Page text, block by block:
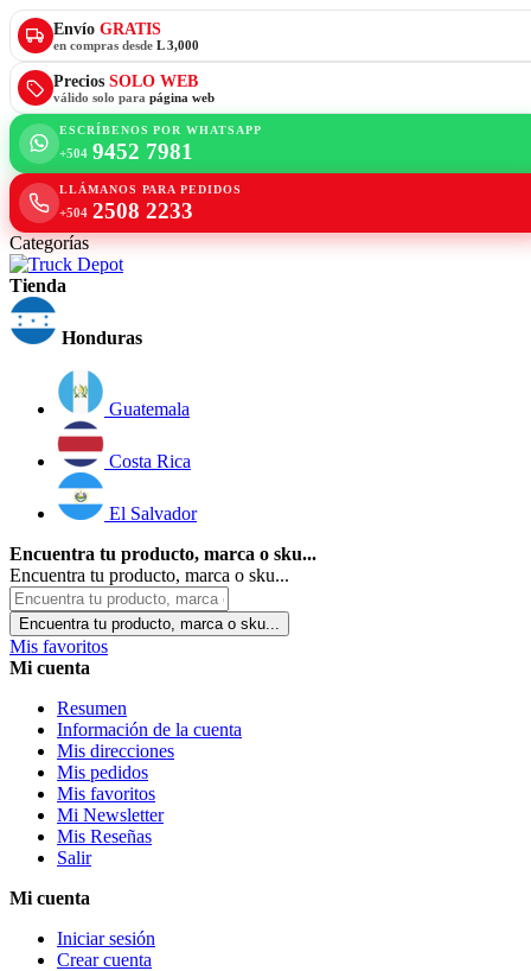
Envío GRATIS
en compras desde L 3,000
Precios SOLO WEB
válido solo para página web
ESCRÍBENOS POR WHATSAPP
+504 9452 7981
LLÁMANOS PARA PEDIDOS
+504 2508 2233
Categorías
Tienda
Honduras
Guatemala
Costa Rica
El Salvador
Encuentra tu producto, marca o sku...
Encuentra tu producto, marca o sku...
Encuentra tu producto, marca o sku...
Mis favoritos
Mi cuenta
Resumen
Información de la cuenta
Mis direcciones
Mis pedidos
Mis favoritos
Mi Newsletter
Mis Reseñas
Salir
Mi cuenta
Iniciar sesión
Crear cuenta